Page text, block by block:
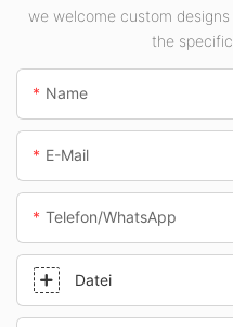
Tankstellen und
Unterführungen.
we welcome custom
the
Name
E-Mail
Telefon/WhatsApp
Datei